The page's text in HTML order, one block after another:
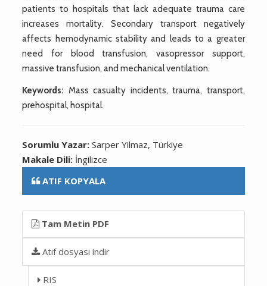
patients to hospitals that lack adequate trauma care
increases mortality. Secondary transport negatively
affects hemodynamic stability and leads to a greater
need for blood transfusion, vasopressor support,
massive transfusion, and mechanical ventilation.
Keywords: Mass casualty incidents, trauma, transport,
prehospital, hospital.
Sorumlu Yazar:Sarper Yilmaz, Türkiye
Makale Dili: İngilizce
ATIF KOPYALA
Tam Metin PDF
Atıf dosyası indir
RIS